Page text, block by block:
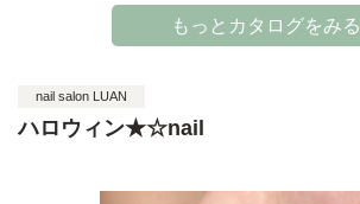
もっとカタログをみる
nail salon LUAN
ハロウィン★☆nail